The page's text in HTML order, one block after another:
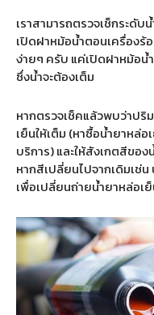
เราสามารถตรวจเช็กระดับ
เปิดฝาหม้อน้ำตอนเครื่องร้
ง่ายๆ ครับ แค่เปิดฝาหม้อน้
ซึ่งน้ำจะต้องเต็ม
หากตรวจเช็คแล้วพบว่าปริ
เย็นให้เต็ม (หาซื้อน้ำยาหล่
บริการ) และให้สังเกตสีขอ
หากสีเปลี่ยนไปจากเดิมเช่
เพื่อเปลี่ยนถ่ายน้ำยาหล่อเ